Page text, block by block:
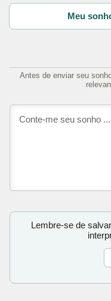
Meu
Antes de enviar seu
Lembre-se de